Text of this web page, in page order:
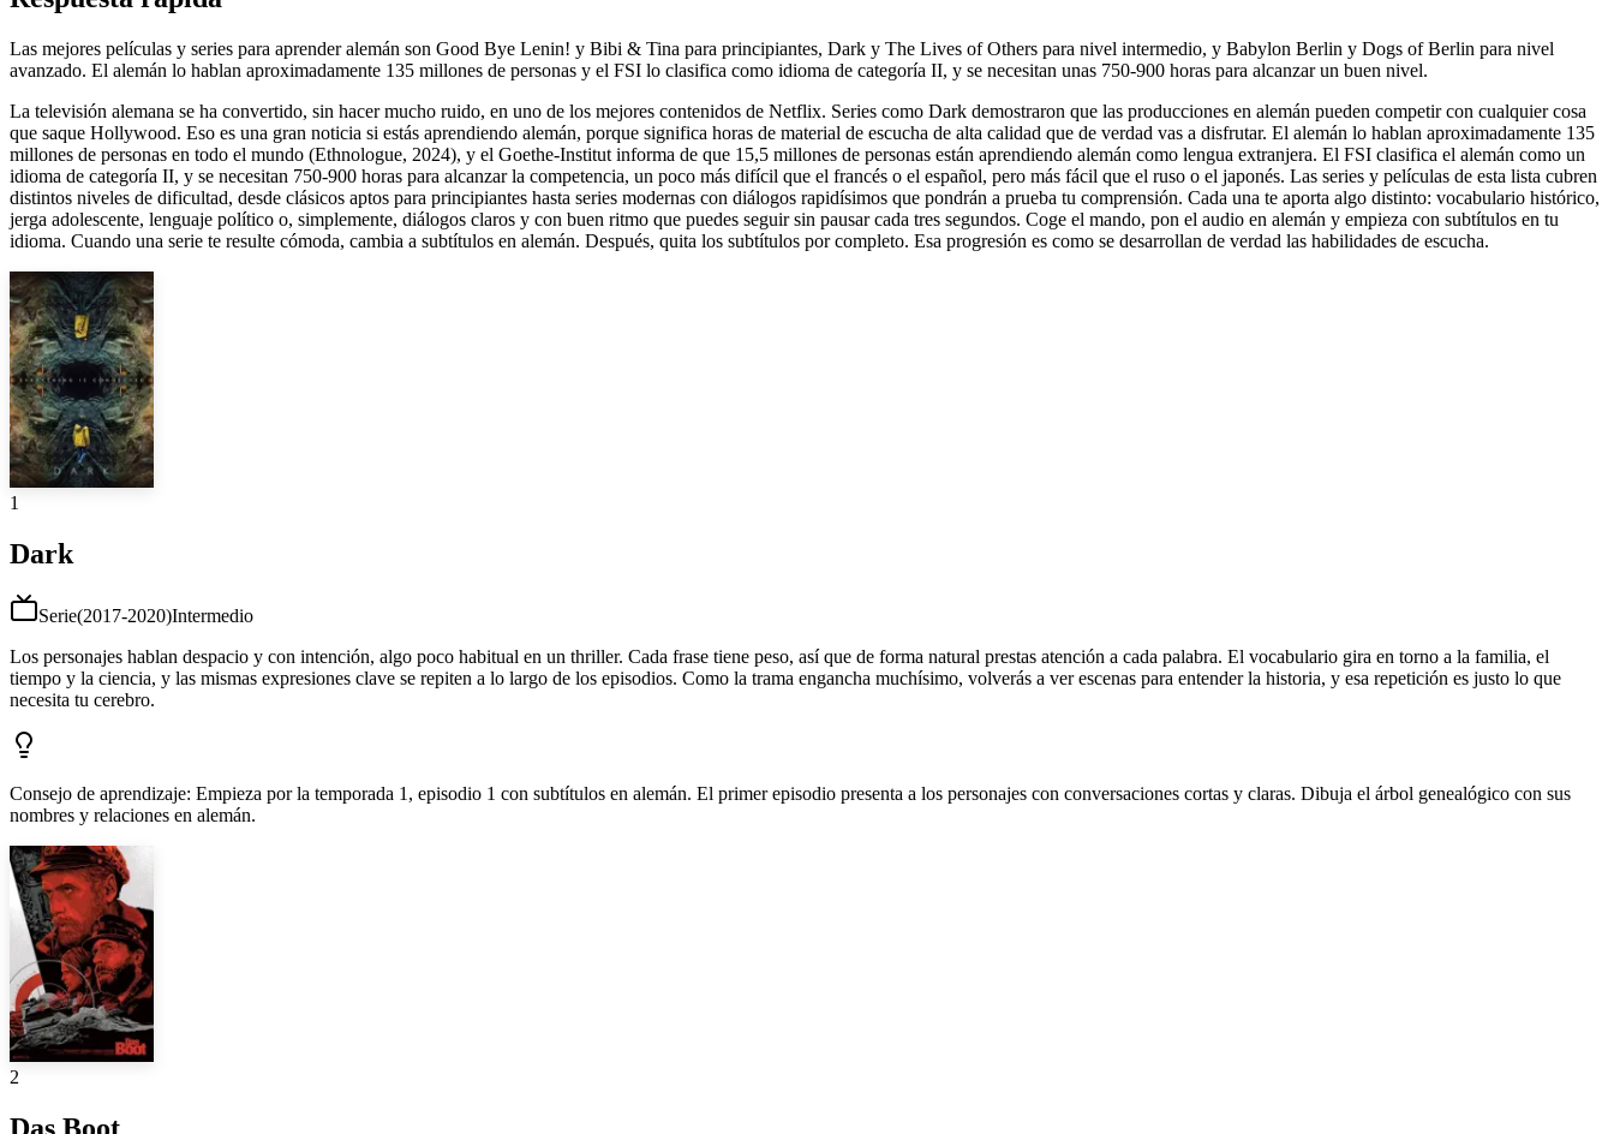
Las mejores películas y series para aprender alemán son Good Bye Lenin! y Bibi & Tina para principiantes, Dark y The Lives of Others para nivel intermedio, y Babylon Berlin y Dogs of Berlin para nivel
avanzado. El alemán lo hablan aproximadamente 135 millones de personas y el FSI lo clasifica como idioma de categoría II, y se necesitan unas 750-900 horas para alcanzar un buen nivel.
La televisión alemana se ha convertido, sin hacer mucho ruido, en uno de los mejores contenidos de Netflix. Series como Dark demostraron que las producciones en alemán pueden competir con cualquier cosa
que saque Hollywood. Eso es una gran noticia si estás aprendiendo alemán, porque significa horas de material de escucha de alta calidad que de verdad vas a disfrutar. El alemán lo hablan aproximadamente 135
millones de personas en todo el mundo (Ethnologue, 2024), y el Goethe-Institut informa de que 15,5 millones de personas están aprendiendo alemán como lengua extranjera. El FSI clasifica el alemán como un
idioma de categoría II, y se necesitan 750-900 horas para alcanzar la competencia, un poco más difícil que el francés o el español, pero más fácil que el ruso o el japonés. Las series y películas de esta lista cubren
distintos niveles de dificultad, desde clásicos aptos para principiantes hasta series modernas con diálogos rapidísimos que pondrán a prueba tu comprensión. Cada una te aporta algo distinto: vocabulario histórico,
jerga adolescente, lenguaje político o, simplemente, diálogos claros y con buen ritmo que puedes seguir sin pausar cada tres segundos. Coge el mando, pon el audio en alemán y empieza con subtítulos en tu
idioma. Cuando una serie te resulte cómoda, cambia a subtítulos en alemán. Después, quita los subtítulos por completo. Esa progresión es como se desarrollan de verdad las habilidades de escucha.
1
Dark
Serie(2017-2020)Intermedio
Los personajes hablan despacio y con intención, algo poco habitual en un thriller. Cada frase tiene peso, así que de forma natural prestas atención a cada palabra. El vocabulario gira en torno a la familia, el
tiempo y la ciencia, y las mismas expresiones clave se repiten a lo largo de los episodios. Como la trama engancha muchísimo, volverás a ver escenas para entender la historia, y esa repetición es justo lo que
necesita tu cerebro.
Consejo de aprendizaje: Empieza por la temporada 1, episodio 1 con subtítulos en alemán. El primer episodio presenta a los personajes con conversaciones cortas y claras. Dibuja el árbol genealógico con sus
nombres y relaciones en alemán.
2